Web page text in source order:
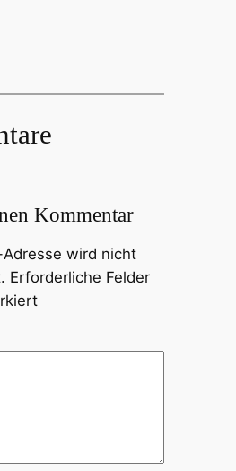
Kommentar
wird nicht
Erforderliche Felder